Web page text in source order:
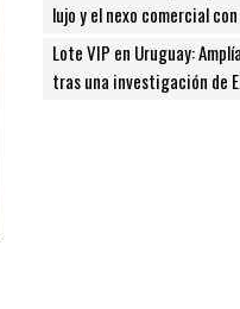
lujo y el nexo comercial
Lote VIP en Uruguay:
tras una investigación de